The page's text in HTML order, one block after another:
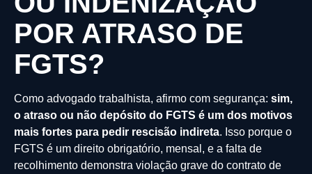
POR ATRASO DE
FGTS?
Como advogado trabalhista, afirmo com segurança: sim,
o atraso ou não depósito do FGTS é um dos motivos
mais fortes para pedir rescisão indireta. Isso porque o
FGTS é um direito obrigatório, mensal, e a falta de
recolhimento demonstra violação grave do contrato de